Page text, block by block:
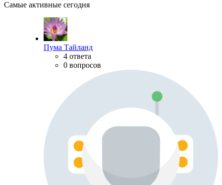
Самые активные сегодня
Пума Тайланд
4 ответа
0 вопросов